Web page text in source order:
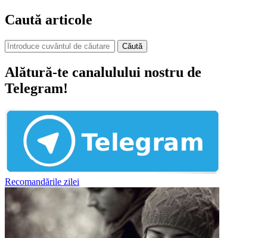
Caută articole
Căută
Alătură-te canalulului nostru de
Telegram!
Recomandările zilei